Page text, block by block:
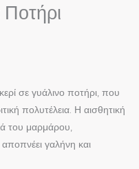
σε γυάλινο ποτήρι, που
πολυτέλεια. Η αισθητική
του μαρμάρου,
γαλήνη και